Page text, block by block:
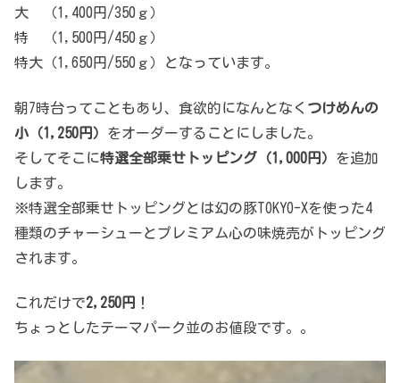
大 （1,400円/350ｇ）
特 （1,500円/450ｇ）
特大（1,650円/550ｇ）となっています。
朝7時台ってこともあり、食欲的になんとなく つけめんの
小（1,250円） をオーダーすることにしました。
そしてそこに特選全部乗せトッピング（1,000円） を追加
します。
※特選全部乗せトッピングとは幻の豚TOKYO-Xを使った4
種類のチャーシューとプレミアム心の味焼売がトッピング
されます。
これだけで2,250円 ！
ちょっとしたテーマパーク並のお値段です。。